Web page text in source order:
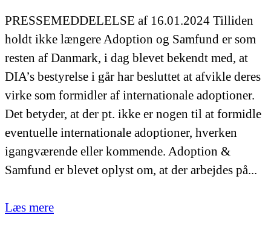
PRESSEMEDDELELSE af 16.01.2024 Tilliden
holdt ikke længere Adoption og Samfund er som
resten af Danmark, i dag blevet bekendt med, at
DIA’s bestyrelse i går har besluttet at afvikle deres
virke som formidler af internationale adoptioner.
Det betyder, at der pt. ikke er nogen til at formidle
eventuelle internationale adoptioner, hverken
igangværende eller kommende. Adoption &
Samfund er blevet oplyst om, at der arbejdes på...
Læs mere